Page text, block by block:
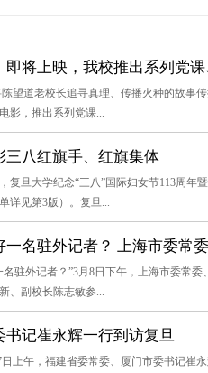
即将上映，我校推出系列党
望道老校长追寻真理、传播火种的故事
影，推出系列党课...
三八红旗手、红旗集体
复旦大学纪念“三八”国际妇女节113周年
详见第3版）。复旦...
一名驻外记者？ 上海市委常
名驻外记者？”3月8日下午，上海市委常
、副校长陈志敏参...
书记崔永辉一行到访复旦
上午，福建省委常委、厦门市委书记崔